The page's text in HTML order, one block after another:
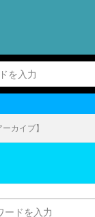
カイブ】